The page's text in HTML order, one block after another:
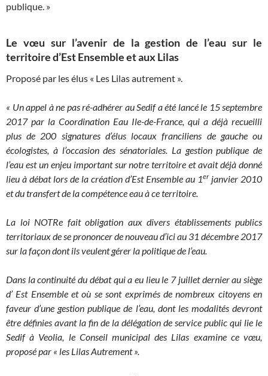
publique. »
Le vœu sur l’avenir de la gestion de l’eau sur le
territoire d’Est Ensemble et aux Lilas
Proposé par les élus « Les Lilas autrement ».
« Un appel à ne pas ré-adhérer au Sedif a été lancé le 15 septembre
2017 par la Coordination Eau Ile-de-France, qui a déjà recueilli
plus de 200 signatures d’élus locaux franciliens de gauche ou
écologistes, à l’occasion des sénatoriales. La gestion publique de
l’eau est un enjeu important sur notre territoire et avait déjà donné
lieu à débat lors de la création d’Est Ensemble au 1erjanvier 2010
et du transfert de la compétence eau à ce territoire.
La loi NOTRe fait obligation aux divers établissements publics
territoriaux de se prononcer de nouveau d’ici au 31 décembre 2017
sur la façon dont ils veulent gérer la politique de l’eau.
Dans la continuité du débat qui a eu lieu le 7 juillet dernier au siège
d’ Est Ensemble et où se sont exprimés de nombreux citoyens en
faveur d’une gestion publique de l’eau, dont les modalités devront
être définies avant la fin de la délégation de service public qui lie le
Sedif à Veolia, le Conseil municipal des Lilas examine ce vœu,
proposé par « les Lilas Autrement ».